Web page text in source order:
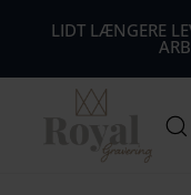
LIDT LÆNGERE